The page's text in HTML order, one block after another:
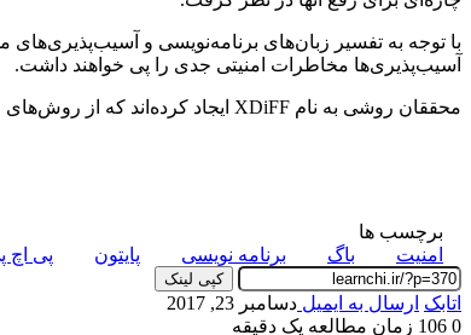
با توجه به تفسیر زبان‌های برنامه‌نویسی و آسیب‌پذیری‌های
آسیب‌پذیری‌ها مخاطرات امنیتی جدی را پی خواهند داشت.
محققان روشی به نام XDiFF ایجاد کرده‌اند که از روش‌های مختلف تفسیر برای یک‌ زبان برنامه‌نویسی استفاده می‌کنند و استفاده از روش‌های متعدد موجب برطرف شدن این مشکل امنیتی شده‌است.
برچسب ها
امنیت
باگ برنامه نویسی پایتون پی اچ
کپی لینک
اتابک ارسال به ایمیل دسامبر 23, 2017
0
زمان مطالعه یک دقیقه